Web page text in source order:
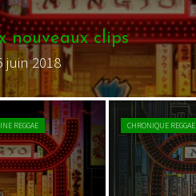
nouveaux clips
2018
REGGAE CHRONIQUE REGGAE